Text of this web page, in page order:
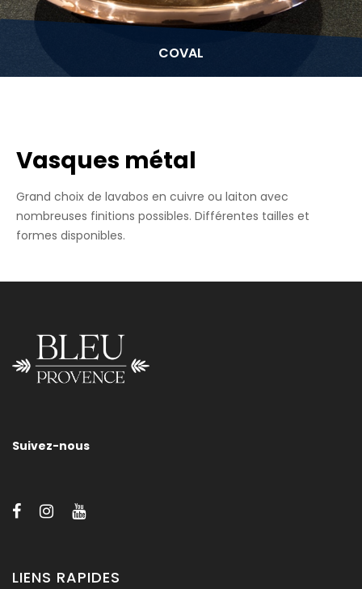
COVAL
Vasques métal
Grand choix de lavabos en cuivre ou laiton avec
nombreuses finitions possibles. Différentes tailles et
formes disponibles.
Suivez-nous
LIENS RAPIDES